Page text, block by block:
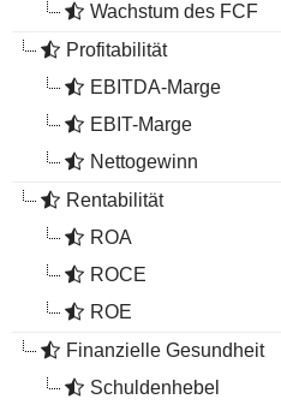
Wachstum des FCF
Profitabilität
EBITDA-Marge
EBIT-Marge
Nettogewinn
Rentabilität
ROA
ROCE
ROE
Finanzielle Gesundheit
Schuldenhebel